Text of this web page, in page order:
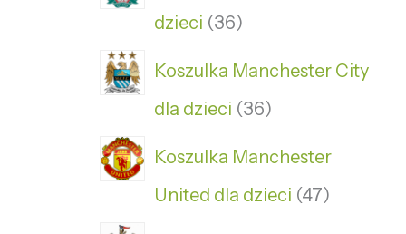
dzieci 36
Koszulka Manchester City
dla dzieci 36
Koszulka Manchester
United dla dzieci 47